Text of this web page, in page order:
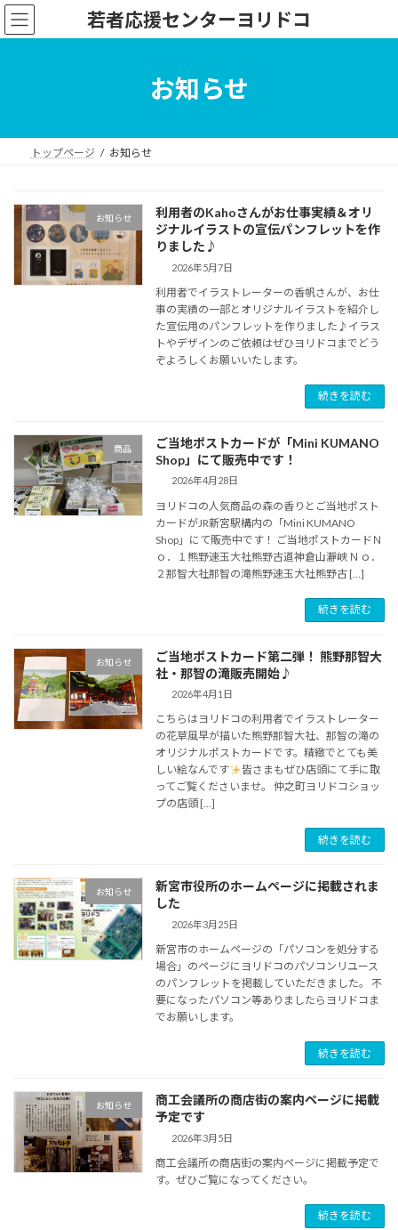
コ
ン
ナ
ビ
若者応援センターヨリドコ
お知らせ
トップページ お知らせ
お知らせ
利用者のKahoさんがお仕事実績＆オリ
ジナルイラストの宣伝パンフレットを作
りました♪
2026年5月7日
利用者でイラストレーターの香帆さんが、お仕
事の実績の一部とオリジナルイラストを紹介し
た宣伝用のパンフレットを作りました♪イラス
トやデザインのご依頼はぜひヨリドコまでどう
ぞよろしくお願いいたします。
続きを読む
商品
ご当地ポストカードが「Mini KUMANO
Shop」にて販売中です！
2026年4月28日
ヨリドコの人気商品の森の香りとご当地ポスト
カードがJR新宮駅構内の「Mini KUMANO
Shop」にて販売中です！ ご当地ポストカードＮ
ｏ．１熊野速玉大社熊野古道神倉山瀞峡 Ｎｏ．
２那智大社那智の滝熊野速玉大社熊野古 […]
続きを読む
お知らせ
ご当地ポストカード第二弾！ 熊野那智大
社・那智の滝販売開始♪
2026年4月1日
こちらはヨリドコの利用者でイラストレーター
の花草風早が描いた熊野那智大社、那智の滝の
オリジナルポストカードです。精緻でとても美
しい絵なんです
皆さまもぜひ店頭にて手に取
ってご覧くださいませ。 仲之町ヨリドコショッ
プの店頭 […]
続きを読む
お知らせ
新宮市役所のホームページに掲載されま
した
2026年3月25日
新宮市のホームページの「パソコンを処分する
場合」のページにヨリドコのパソコンリユース
のパンフレットを掲載していただきました。 不
要になったパソコン等ありましたらヨリドコま
でお願いします。
続きを読む
お知らせ
商工会議所の商店街の案内ページに掲載
予定です
2026年3月5日
商工会議所の商店街の案内ページに掲載予定で
す。ぜひご覧になってください。
続きを読む